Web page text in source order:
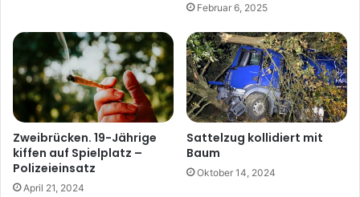
Februar 6, 2025
Zweibrücken. 19-Jährige
kiffen auf Spielplatz –
Polizeieinsatz
April 21, 2024
Sattelzug kollidiert mit
Baum
Oktober 14, 2024